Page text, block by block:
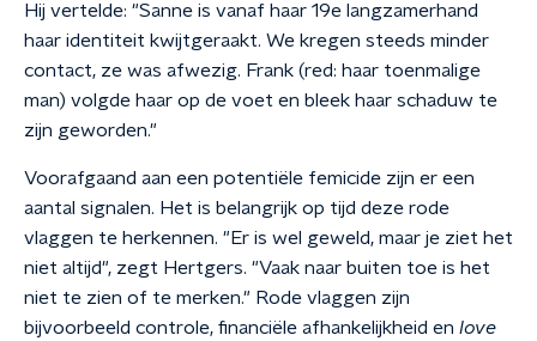
Hij vertelde: "Sanne is vanaf haar 19e langzamerhand
haar identiteit kwijtgeraakt. We kregen steeds minder
contact, ze was afwezig. Frank (red: haar toenmalige
man) volgde haar op de voet en bleek haar schaduw te
zijn geworden."
Voorafgaand aan een potentiële femicide zijn er een
aantal signalen. Het is belangrijk op tijd deze rode
vlaggen te herkennen. "Er is wel geweld, maar je ziet het
niet altijd", zegt Hertgers. "Vaak naar buiten toe is het
niet te zien of te merken." Rode vlaggen zijn
bijvoorbeeld controle, financiële afhankelijkheid en love